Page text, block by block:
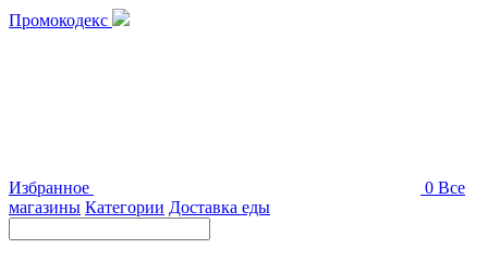
Промокодекс
Избранное 0 Все
магазины Категории Доставка еды